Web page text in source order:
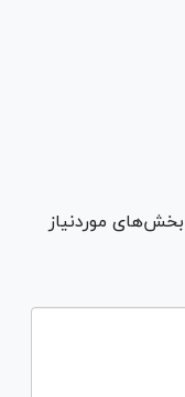
موردنیاز